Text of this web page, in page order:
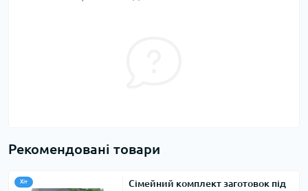
Рекомендовані товари
Хіт
Сімейний комплект заготовок під